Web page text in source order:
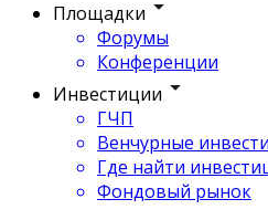
Площадки
Форумы
Конференции
Инвестиции
ГЧП
Венчурные
Где найти
Фондовый рынок